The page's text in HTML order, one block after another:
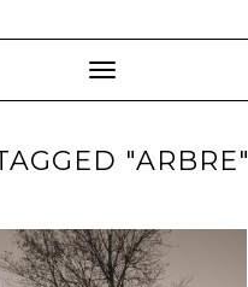
Toggle Navigation
"ARBRE"